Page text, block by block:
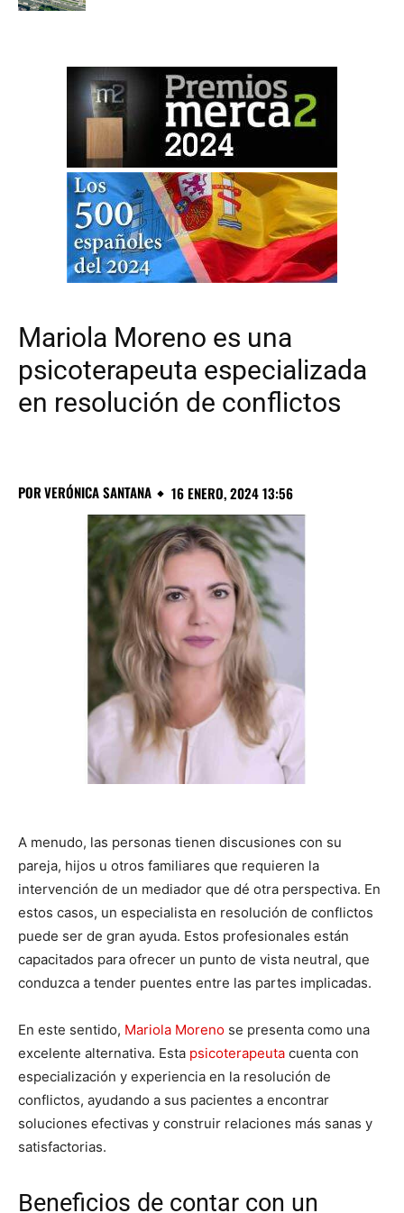
Mariola Moreno es una
psicoterapeuta especializada
en resolución de conflictos
PORVERÓNICA SANTANA 16 ENERO, 2024 13:56
A menudo, las personas tienen discusiones con su
pareja, hijos u otros familiares que requieren la
intervención de un mediador que dé otra perspectiva. En
estos casos, un especialista en resolución de conflictos
puede ser de gran ayuda. Estos profesionales están
capacitados para ofrecer un punto de vista neutral, que
conduzca a tender puentes entre las partes implicadas.
En este sentido, Mariola Moreno se presenta como una
excelente alternativa. Esta psicoterapeuta cuenta con
especialización y experiencia en la resolución de
conflictos, ayudando a sus pacientes a encontrar
soluciones efectivas y construir relaciones más sanas y
satisfactorias.
Beneficios de contar con un